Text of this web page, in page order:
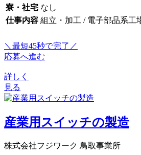
寮・社宅 なし
仕事内容 組立・加工 / 電子部品系工
＼最短45秒で完了／
応募へ進む
詳しく
見る
産業用スイッチの製造
株式会社フジワーク 鳥取事業所